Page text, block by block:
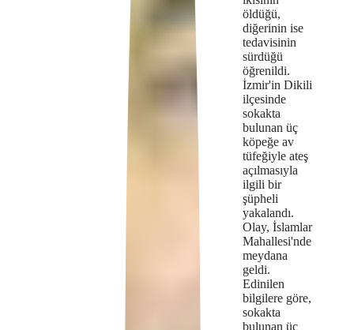
supported.
öldüğü,
diğerinin ise
tedavisinin
sürdüğü
öğrenildi.
İzmir'in Dikili
ilçesinde
sokakta
bulunan üç
köpeğe av
tüfeğiyle ateş
açılmasıyla
ilgili bir
şüpheli
yakalandı.
Olay, İslamlar
Mahallesi'nde
meydana
geldi.
Edinilen
bilgilere göre,
sokakta
bulunan üç